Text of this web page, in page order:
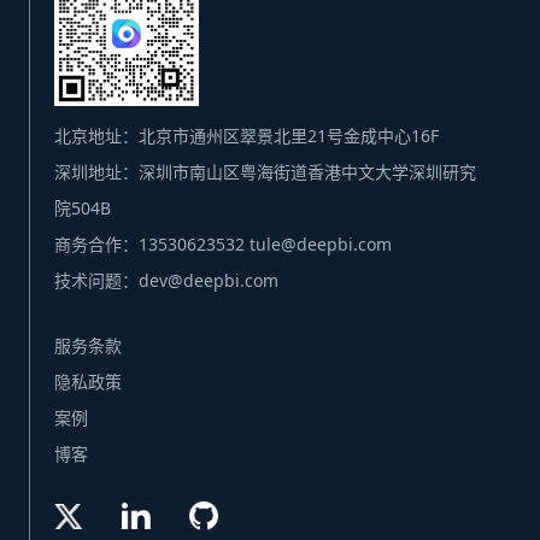
北京地址：北京市通州区翠景北里21号金成中心16F
深圳地址：深圳市南山区粤海街道香港中文大学深圳研究
院504B
商务合作：13530623532 tule@deepbi.com
技术问题：dev@deepbi.com
服务条款
隐私政策
案例
博客